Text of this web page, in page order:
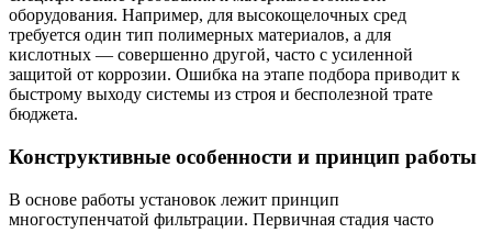
оборудования. Например, для высокощелочных сред
требуется один тип полимерных материалов, а для
кислотных — совершенно другой, часто с усиленной
защитой от коррозии. Ошибка на этапе подбора приводит к
быстрому выходу системы из строя и бесполезной трате
бюджета.
Конструктивные особенности и принцип работы
В основе работы установок лежит принцип
многоступенчатой фильтрации. Первичная стадия часто